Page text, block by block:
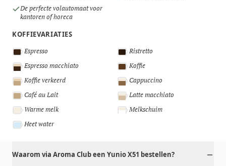
De perfecte volautomaat voor
kantoren of horeca
KOFFIEVARIATIES
Espresso
Ristretto
Espresso macchiato
Koffie
Koffie verkeerd
Cappuccino
Café au Lait
Latte macchiato
Warme melk
Melkschuim
Heet water
Waarom via Aroma Club een Yunio X51 bestellen?